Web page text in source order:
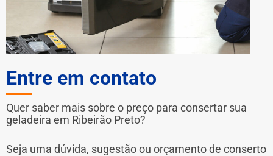
Entre em contato
Quer saber mais sobre o preço para consertar sua
geladeira em Ribeirão Preto?
Seja uma dúvida, sugestão ou orçamento de conserto